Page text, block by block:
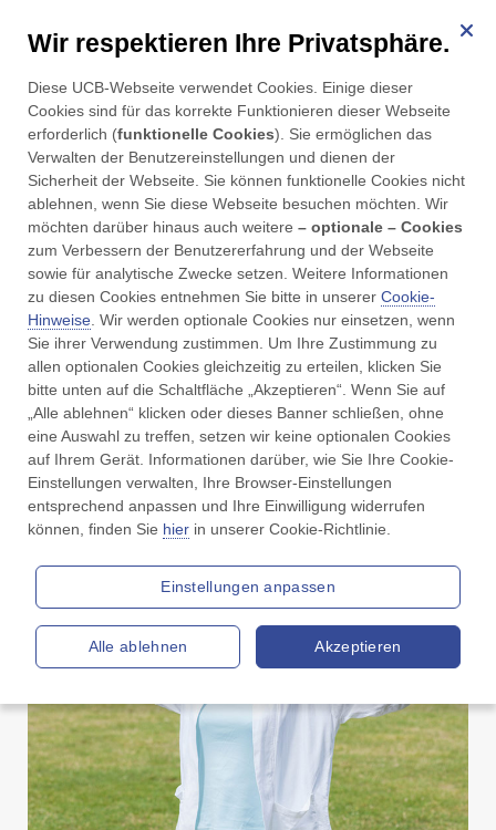
für Parkinson
Menü
Qi Gong und Tai Chi
Wir respektieren Ihre Privatsphäre.
Diese UCB-Webseite verwendet Cookies. Einige dieser
Cookies sind für das korrekte Funktionieren dieser Webseite
erforderlich (funktionelle Cookies). Sie ermöglichen das
Verwalten der Benutzereinstellungen und dienen der
Sicherheit der Webseite. Sie können funktionelle Cookies nicht
ablehnen, wenn Sie diese Webseite besuchen möchten. Wir
möchten darüber hinaus auch weitere – optionale – Cookies
zum Verbessern der Benutzererfahrung und der Webseite
sowie für analytische Zwecke setzen. Weitere Informationen
zu diesen Cookies entnehmen Sie bitte in unserer Cookie-
Hinweise . Wir werden optionale Cookies nur einsetzen, wenn
Sie ihrer Verwendung zustimmen. Um Ihre Zustimmung zu
allen optionalen Cookies gleichzeitig zu erteilen, klicken Sie
bitte unten auf die Schaltfläche „Akzeptieren“. Wenn Sie auf
„Alle ablehnen“ klicken oder dieses Banner schließen, ohne
eine Auswahl zu treffen, setzen wir keine optionalen Cookies
auf Ihrem Gerät. Informationen darüber, wie Sie Ihre Cookie-
Einstellungen verwalten, Ihre Browser-Einstellungen
entsprechend anpassen und Ihre Einwilligung widerrufen
können, finden Sie hier in unserer Cookie-Richtlinie.
Alle ablehnen
Einstellungen anpassen
Akzeptieren